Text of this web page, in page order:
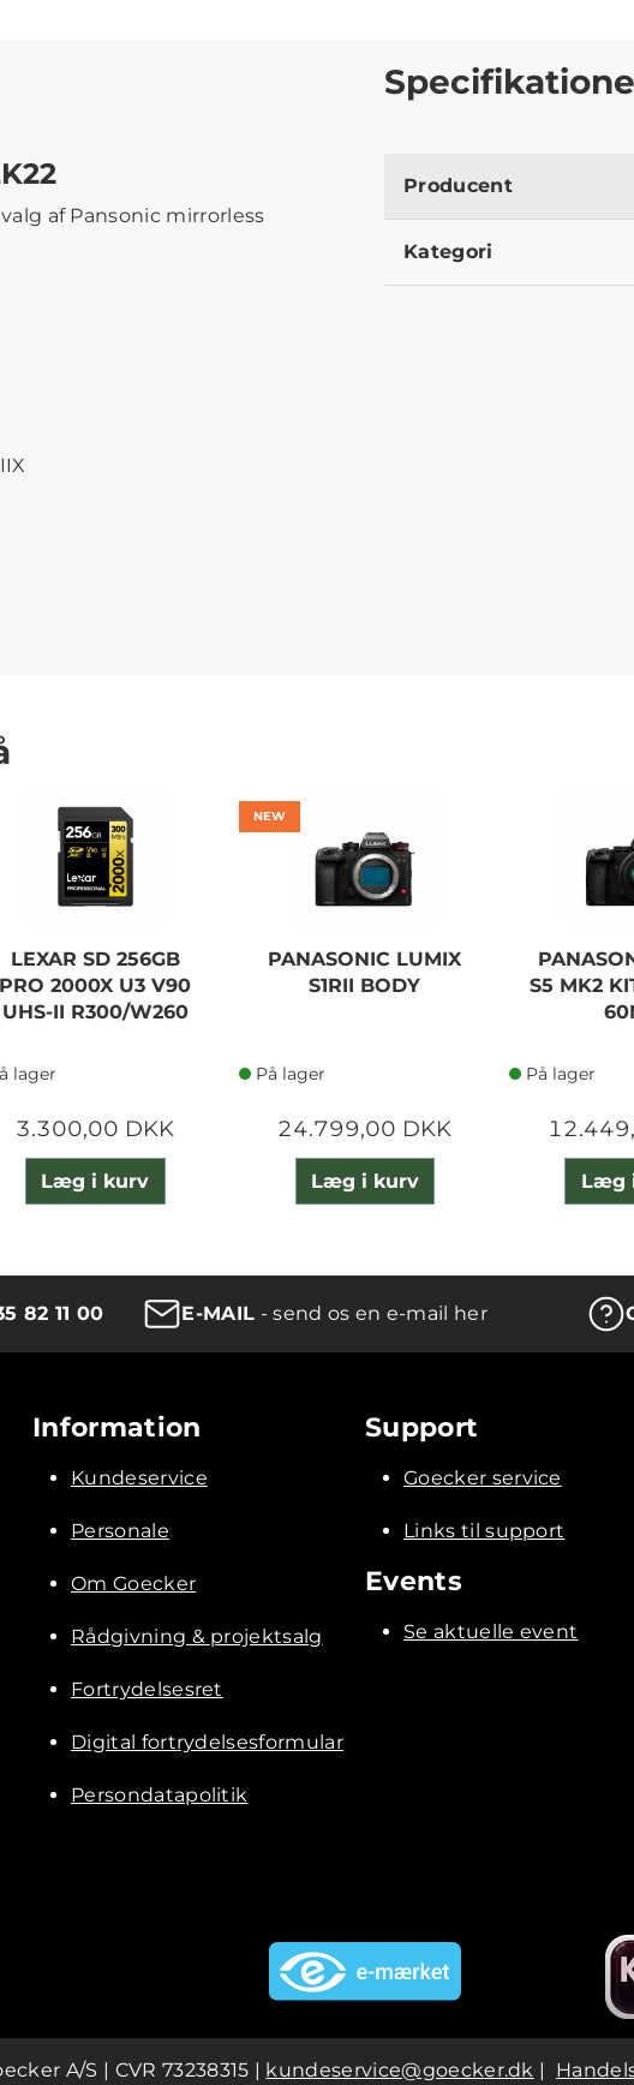
af Pansonic mirrorless
Producent
Kategori
LEXAR SD 256GB
PRO 2000X U3 V90
UHS-II R300/W260
lager
3.300,00 DKK
Læg i kurv
NEW
PANASONIC LUMIX
S1RII BODY
På lager
24.799,00 DKK
Læg i kurv
S5 MK2
På lager
Læg
82 11 00 E-MAIL - send os en e-mail her
Information
Kundeservice
Personale
Om Goecker
Rådgivning & projektsalg
Fortrydelsesret
Digital fortrydelsesformular
Persondatapolitik
Support
Goecker service
Links til support
Events
Se aktuelle event
A/S | CVR 73238315 | kundeservice@goecker.dk |